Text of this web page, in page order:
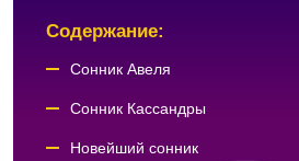
Содержание:
Сонник Авеля
Сонник Кассандры
Новейший сонник